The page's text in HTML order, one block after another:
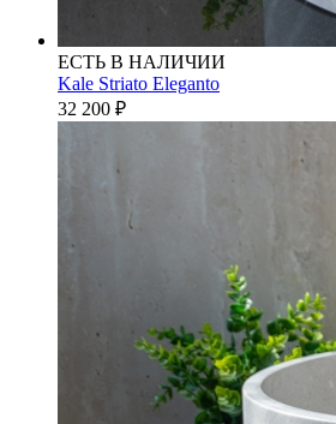
ЕСТЬ В НАЛИЧИИ
Kale Striato Eleganto
32 200 ₽